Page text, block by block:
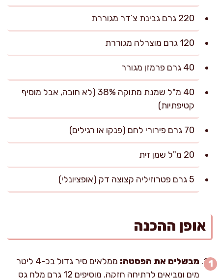
220 גרם גבינת צ’דר מגוררת
120 גרם מוצרלה מגוררת
40 גרם פרמזן מגורר
40 מ"ל שמנת מתוקה 38% (לא חובה, אבל מוסיף
קטיפתיות)
70 גרם פירורי לחם (פנקו או רגילים)
20 מ"ל שמן זית
5 גרם פטרוזיליה קצוצה דק (אופציונלי)
אופן ההכנה
מבשלים את הפסטה:
ממלאים סיר גדול בכ-4 ליטר
מים ומביאים לרתיחה חזקה. מוסיפים 12 גרם מלח גס